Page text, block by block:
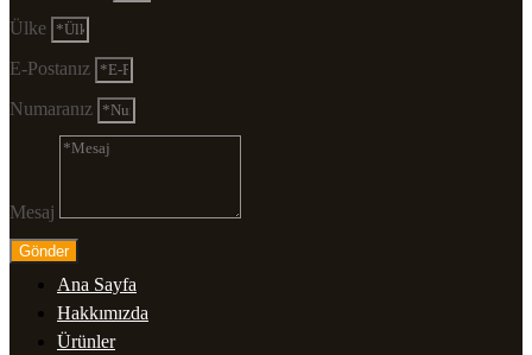
Ülke
E-Postanız
Numaranız
Mesaj
Gönder
Ana Sayfa
Hakkımızda
Ürünler